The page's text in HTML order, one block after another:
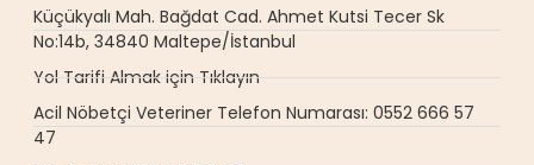
Küçükyalı Mah. Bağdat Cad. Ahmet Kutsi Tecer Sk
No:14b, 34840 Maltepe/İstanbul
Yol Tarifi Almak için Tıklayın
Acil Nöbetçi Veteriner Telefon Numarası: 0552 666 57
47